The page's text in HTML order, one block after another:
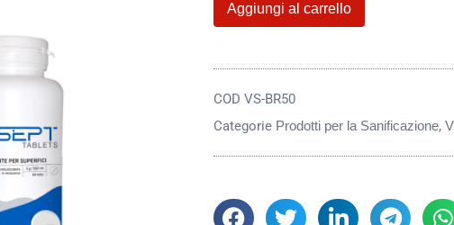
Aggiungi al carrello
COD VS-BR50
Categorie Prodotti per la Sanificazione,